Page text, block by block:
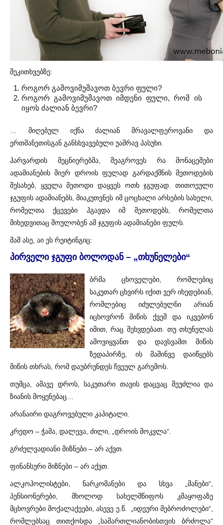
შეკითხვებზე:
როგორ გამოვიმუშავოთ ბევრი ფული?
როგორ გამოვიმუშავოთ იმდენი ფული, რომ ის
იყოს ძალიან ბევრი?
… მიღებულ იქნა ძალიან მრავალფეროვანი და
ერთმანეთისგან განსხვავებული უამრავ პასუხი.
ჰარვარდის მეცნიერებმა, შეაგროვეს რა მონაცემები
ადამიანების მიერ დროის ფულად გარდაქმნის მეთოდების
შესახებ, ყველა მეთოდი დაყვეს ოთხ ჯგუფად. თითოეული
ჯგუფის ადამიანებს, მიაკუთვნეს იმ ცოცხალი არსების სახელი,
რომელთა ქცევები ჰგავდა იმ მეთოდებს, რომელთა
მიხედვითაც შოულობენ ამ ჯგუფის ადამიანები ფულს.
მაშ ასე, აი ეს რეიტინგიც:
პირველი ჯგუფი ბოლოდან – „თხუნელები“
ბრმა ცხოველები, რომლებიც
საკუთარ ცხვირს იქით ვერ იხედებიან,
რომლებიც იძულებულნი არიან
იცხოვრონ მიწის ქვეშ და იკვებონ
იმით, რაც შეხვდებათ. თუ თხუნელას
ამოვიყვანთ და დავსვამთ მიწის
ზედაპირზე, ის მაშინვე დაიწყებს
მიწის თხრას, რომ დაუბრუნდეს ჩვეულ გარემოს.
თუმცა, ამავე დროს, საკუთარი თავის დაცვაც შეუძლია და
ზიანის მოყენებაც…
არანაირი დაგროვებული კაპიტალი.
კრედო – ჭამა, დალევა, ძილი, „დროის მოკვლა“.
გრძელვადიანი მიზნები – არ აქვთ.
ფინანსური მიზნები – არ აქვთ.
ალკოჰოლისტები, ნარკომანები და სხვა „მანები“,
პენსიონერები, მხოლოდ სახელმწიფოს კმაყოფაზე
მცხოვრები მოქალაქეები, ასევე ე.წ. „იდეური მებროძოლები“,
რომლებსაც თითქოსდა „სამართლიანობისთვის ბრძოლა“